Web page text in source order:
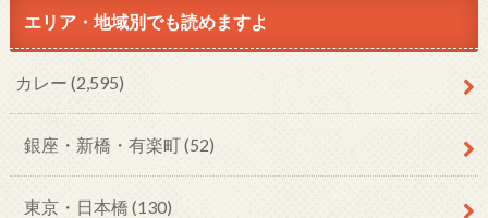
エリア・地域別でも読めますよ
カレー (2,595)
銀座・新橋・有楽町(52)
東京・日本橋 (130)